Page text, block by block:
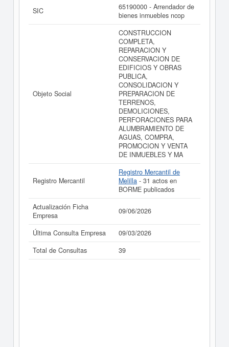
balances y cuentas de resultados disponibles.
La última actualización del informe de empresa se ha
realizado el 09/06/2026.
SIC
65190000 - Arrendador de
bienes inmuebles ncop
Objeto Social
CONSTRUCCION
COMPLETA,
REPARACION Y
CONSERVACION DE
EDIFICIOS Y OBRAS
PUBLICA,
CONSOLIDACION Y
PREPARACION DE
TERRENOS,
DEMOLICIONES,
PERFORACIONES PARA
ALUMBRAMIENTO DE
AGUAS, COMPRA,
PROMOCION Y VENTA
DE INMUEBLES Y MA
Registro Mercantil
Registro Mercantil de
Melilla - 31 actos en
BORME publicados
Actualización Ficha
Empresa
09/06/2026
Última Consulta Empresa
09/03/2026
Total de Consultas
39